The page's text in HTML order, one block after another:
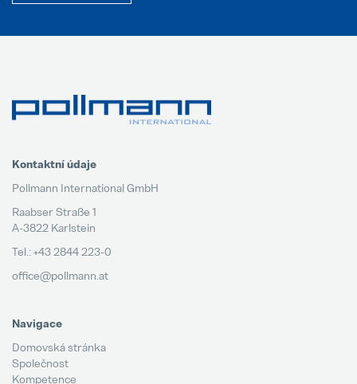
Kontaktní údaje
Pollmann International GmbH
Raabser Straße 1
A-3822 Karlstein
Tel.: +43 2844 223-0
office@pollmann.at
Navigace
Domovská stránka
Společnost
Kompetence